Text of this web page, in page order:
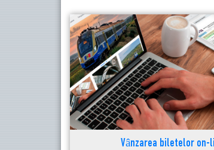
Vânzarea biletelor on-